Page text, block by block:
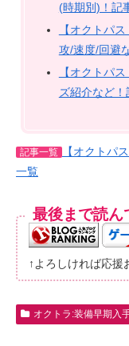
(時期別)！記
【オクトパ
攻/速度/回避
【オクトパ
ズ紹介など
記事一覧
【オクトパ
一覧
最後まで読ん
↑よろしければ応援
オクトラ:装備早期入